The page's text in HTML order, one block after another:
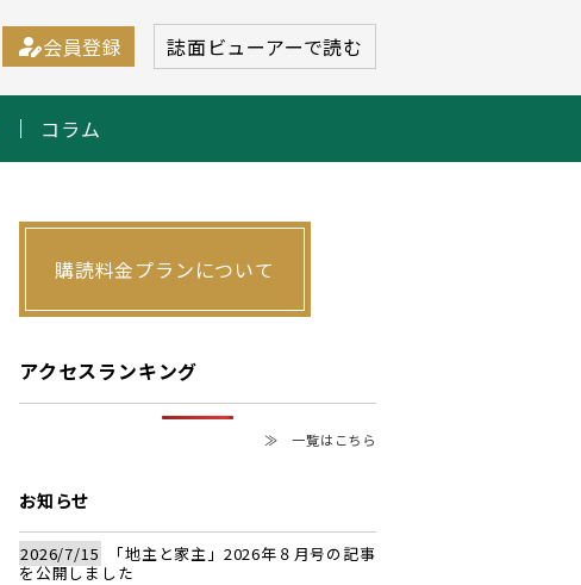
person_edit会員登録 誌面ビューアーで読む
コラム
購読料金プランについて
アクセスランキング
≫ 一覧はこちら
お知らせ
2026/7/15
「地主と家主」2026年８月号の記事
を公開しました